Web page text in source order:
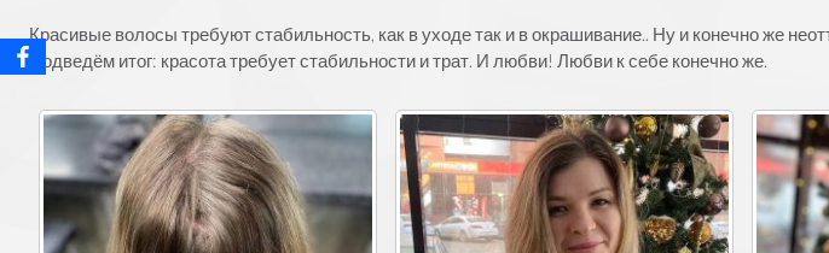
Красивые волосы требуют стабильность, как в уходе так и в окрашивание.. Ну и конечно же
Подведём итог: красота требует стабильности и трат. И любви! Любви к себе конечно же.